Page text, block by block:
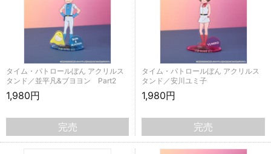
タイム・パトロールぼん アクリルス
タンド／並平凡&ブヨヨン Part2
1,980円
完売
タイム・パトロールぼん アクリルス
タンド／安川ユミ子
1,980円
完売